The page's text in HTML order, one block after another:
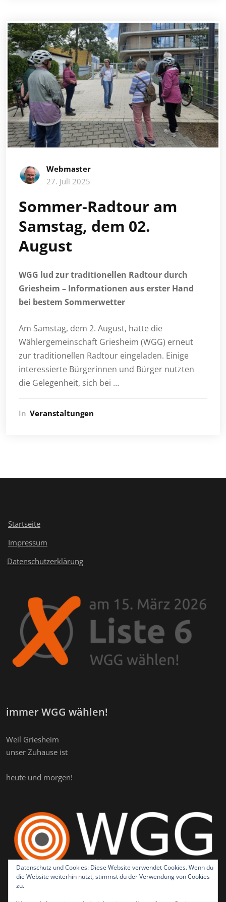
Webmaster
27. Juli 2025
Sommer-Radtour am
Samstag, dem 02.
August
WGG lud zur traditionellen Radtour durch
Griesheim – Informationen aus erster Hand
bei bestem Sommerwetter
Am Samstag, dem 2. August, hatte die
Wählergemeinschaft Griesheim (WGG) erneut
zur traditionellen Radtour eingeladen. Einige
interessierte Bürgerinnen und Bürger nutzten
die Gelegenheit, sich bei …
In Veranstaltungen
Startseite
Impressum
Datenschutzerklärung
immer WGG wählen!
Weil Griesheim
unser Zuhause ist
heute und morgen!
Datenschutz und Cookies: Diese Website verwendet Cookies. Wenn du
die Website weiterhin nutzt, stimmst du der Verwendung von Cookies
zu.